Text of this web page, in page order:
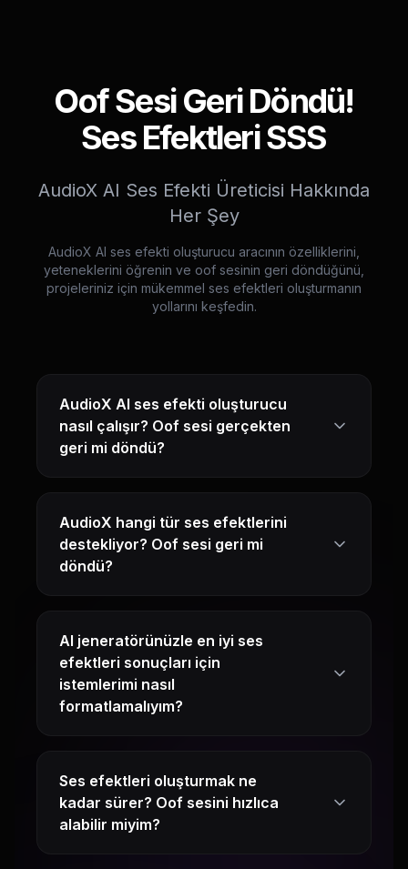
Oof Sesi Geri Döndü!
Ses Efektleri SSS
AudioX AI Ses Efekti Üreticisi Hakkında
Her Şey
AudioX AI ses efekti oluşturucu aracının özelliklerini,
yeteneklerini öğrenin ve oof sesinin geri döndüğünü,
projeleriniz için mükemmel ses efektleri oluşturmanın
yollarını keşfedin.
AudioX AI ses efekti oluşturucu
nasıl çalışır? Oof sesi gerçekten
geri mi döndü?
AudioX hangi tür ses efektlerini
destekliyor? Oof sesi geri mi
döndü?
AI jeneratörünüzle en iyi ses
efektleri sonuçları için
istemlerimi nasıl
formatlamalıyım?
Ses efektleri oluşturmak ne
kadar sürer? Oof sesini hızlıca
alabilir miyim?